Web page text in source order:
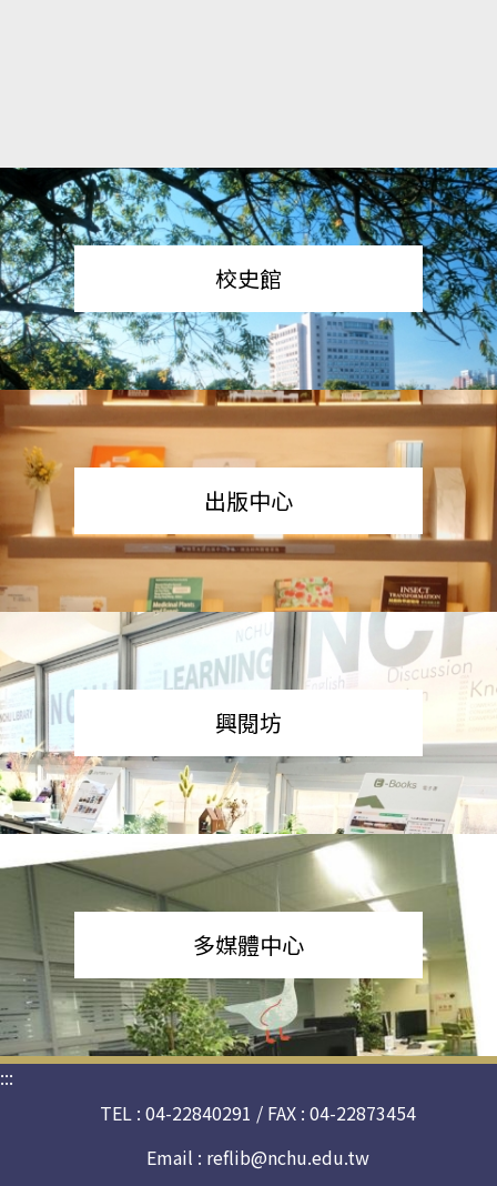
校史館
出版中心
興閱坊
多媒體中心
:::
TEL : 04-22840291 / FAX : 04-22873454
Email : reflib@nchu.edu.tw